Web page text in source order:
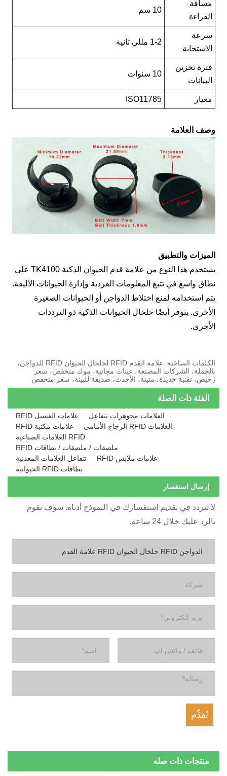
مسافة
القراءة
سرعة
الاستجابة
فترة تخزين
البيانات
معيار ISO11785
العلامة
والتطبيق
يستخدم هذا النوع من علامة قدم الحيوان الذكية TK4100 على
واسع في تتبع المعلومات الفردية وإدارة الحيوانات الأليفة.
استخدامه لمنع اختلاط الدواجن أو الحيوانات الصغيرة
يتوفر أيضًا خلخال الحيوانات الذكية ذو الترددات
الكلمات الساخنة: علامة القدم RFID لخلخال الحيوان RFID للدواجن،
الشركات المصنعة، عينات مجانية، موك منخفض، سعر
تقنية جديدة، متينة، الأحدث، صديقة للبيئة، سعر منخفض
الفئة ذات الصلة
علامات الغسيل RFID
العلامات مجوهرات تتفاعل
علامات مكتبة RFID
العلامات RFID الزجاج الأمامي
RFID العلامات الصناعية
ملصقات / ملصقات / بطاقات RFID
تتفاعل العلامات المعدنية
علامات ملابس RFID
بطاقات RFID الحيوانية
إرسال استفسار
تتردد في تقديم استفسارك في النموذج أدناه. سوف نقوم
عليك خلال 24 ساعة.
منتجات ذات صله